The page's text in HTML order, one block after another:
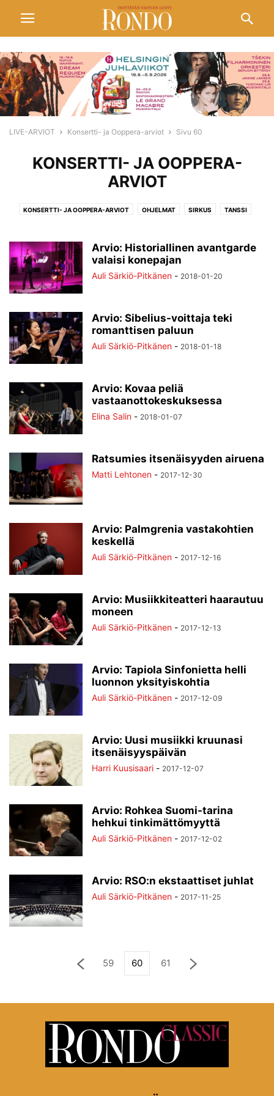
LIVE-ARVIOT Konsertti- ja Ooppera-arviot Sivu 60
KONSERTTI- JA OOPPERA-
ARVIOT
KONSERTTI- JA OOPPERA-ARVIOT OHJELMAT SIRKUS TANSSI
Arvio: Historiallinen avantgarde
valaisi konepajan
Auli Särkiö-Pitkänen - 2018-01-20
Arvio: Sibelius-voittaja teki
romanttisen paluun
Auli Särkiö-Pitkänen - 2018-01-18
Arvio: Kovaa peliä
vastaanottokeskuksessa
Elina Salin - 2018-01-07
Ratsumies itsenäisyyden airuena
Matti Lehtonen - 2017-12-30
Arvio: Palmgrenia vastakohtien
keskellä
Auli Särkiö-Pitkänen - 2017-12-16
Arvio: Musiikkiteatteri haarautuu
moneen
Auli Särkiö-Pitkänen - 2017-12-13
Arvio: Tapiola Sinfonietta helli
luonnon yksityiskohtia
Auli Särkiö-Pitkänen - 2017-12-09
Arvio: Uusi musiikki kruunasi
itsenäisyyspäivän
Harri Kuusisaari - 2017-12-07
Arvio: Rohkea Suomi-tarina
hehkui tinkimättömyyttä
Auli Särkiö-Pitkänen - 2017-12-02
Arvio: RSO:n ekstaattiset juhlat
Auli Särkiö-Pitkänen - 2017-11-25
59 60 61